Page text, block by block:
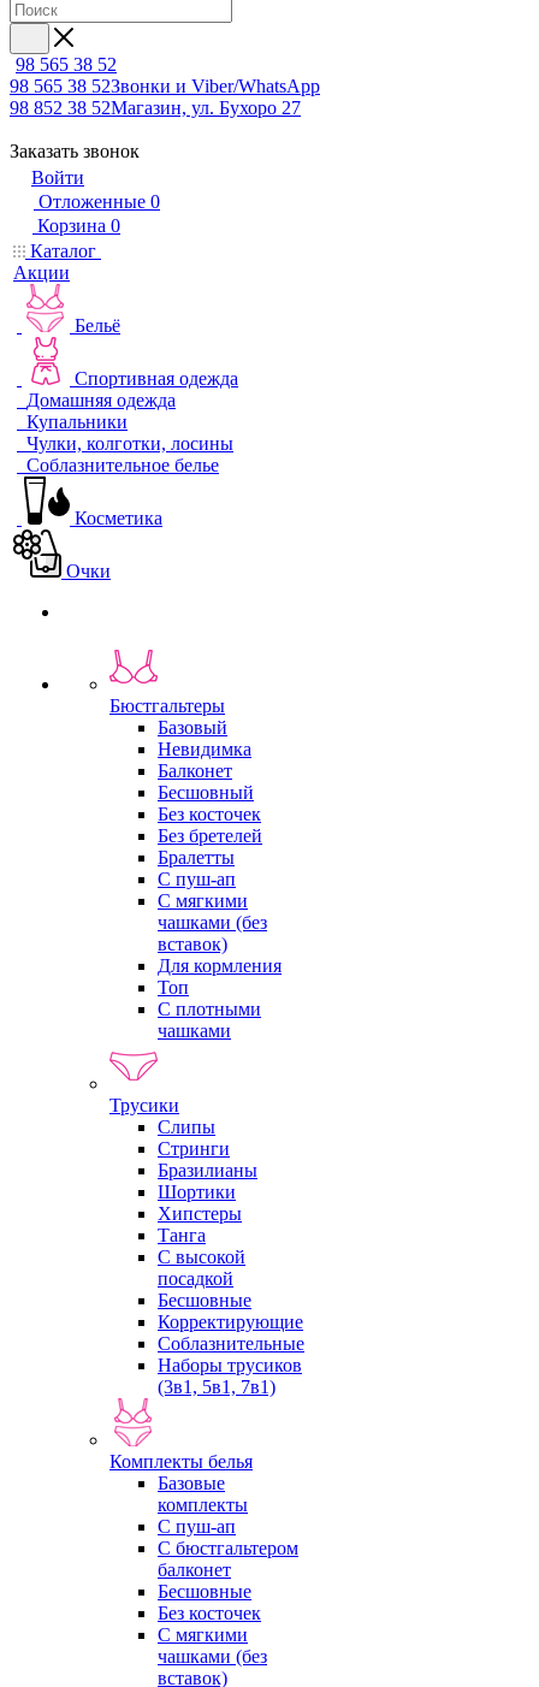
98 565 38 52
98 565 38 52Звонки и Viber/WhatsApp
98 852 38 52Магазин, ул. Бухоро 27
Заказать звонок
Войти
Отложенные 0
Корзина 0
Каталог
Акции
Бельё
Спортивная одежда
Домашняя одежда
Купальники
Чулки, колготки, лосины
Соблазнительное белье
Косметика
Очки
Бюстгальтеры
Базовый
Невидимка
Балконет
Бесшовный
Без косточек
Без бретелей
Бралетты
С пуш-ап
С мягкими
чашками (без
вставок)
Для кормления
Топ
С плотными
чашками
Трусики
Слипы
Стринги
Бразилианы
Шортики
Хипстеры
Танга
С высокой
посадкой
Бесшовные
Корректирующие
Соблазнительные
Наборы трусиков
(3в1, 5в1, 7в1)
Комплекты белья
Базовые
комплекты
С пуш-ап
С бюстгальтером
балконет
Бесшовные
Без косточек
С мягкими
чашками (без
вставок)